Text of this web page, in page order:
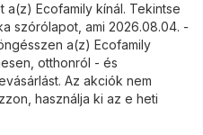
Ecofamily kínál. Tekintse
szórólapot, ami 2026.08.04. -
a(z) Ecofamily
otthonról - és
Az akciók nem
használja ki az e heti